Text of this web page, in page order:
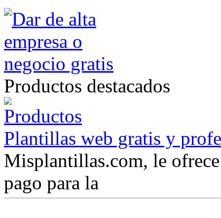
Productos destacados
Plantillas web gratis y
Misplantillas.com, le
pago para la